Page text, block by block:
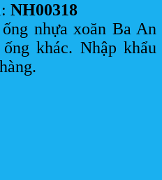
NH00318
nhựa xoăn Ba An
khác. Nhập khẩu